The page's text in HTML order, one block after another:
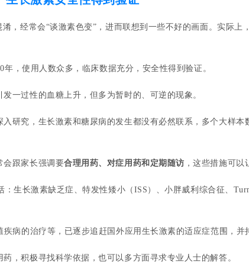
，经常会“谈激素色变”，进而联想到一些不好的画面。实际
，使用人数众多，临床数据充分，安全性得到验证。
一过性的血糖上升，但多为暂时的、可逆的现象。
研究，生长激素和糖尿病的发生都没有必然联系，多个大样本
会跟家长强调要合理用药、对症用药和定期随访 ，这些措施可以
：生长激素缺乏症、特发性矮小（ISS）、小胖威利综合征、
病的治疗等，已逐步追赶国外应用生长激素的适应症范围，并
，积极寻找科学依据，也可以多方面寻求专业人士的解答。